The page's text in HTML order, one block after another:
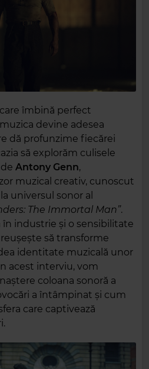
îmbină perfect
devine adesea
dă profunzime fiecărei
să explorăm culisele
Antony Genn,
muzical creativ, cunoscut
universul sonor al
The Immortal Man”.
în industrie și o sensibilitate
să transforme
identitate muzicală unor
acest interviu, vom
coloana sonoră a
a întâmpinat și cum
care captivează